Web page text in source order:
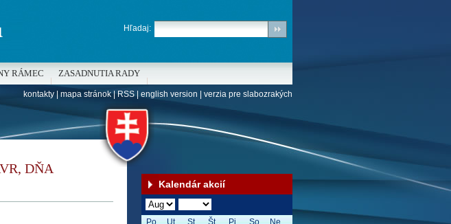
DŇA
Kalendár akcií
Po Ut St Št Pi So Ne
Hľadaj:
RÁMEC ZASADNUTIA RADY
kontakty| mapa stránok|RSS| english version verzia pre slabozrakých